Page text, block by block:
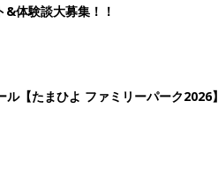
体験談大募集！！
【たまひよ ファミリーパーク2026】